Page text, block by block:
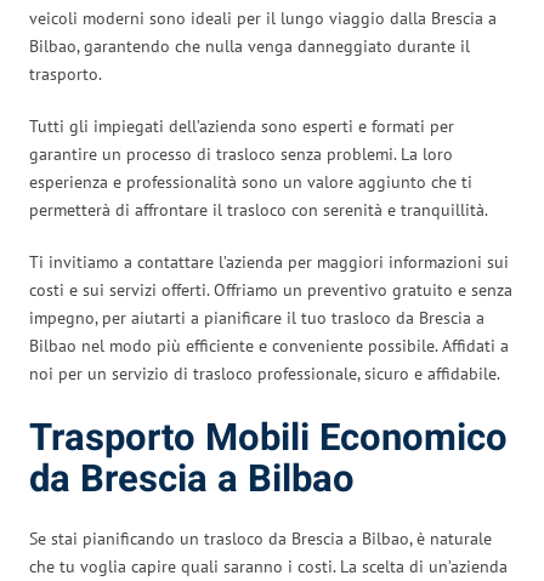
veicoli moderni sono ideali per il lungo viaggio dalla Brescia a
Bilbao, garantendo che nulla venga danneggiato durante il
trasporto.
Tutti gli impiegati dell’azienda sono esperti e formati per
garantire un processo di trasloco senza problemi. La loro
esperienza e professionalità sono un valore aggiunto che ti
permetterà di affrontare il trasloco con serenità e tranquillità.
Ti invitiamo a contattare l’azienda per maggiori informazioni sui
costi e sui servizi offerti. Offriamo un preventivo gratuito e senza
impegno, per aiutarti a pianificare il tuo trasloco da Brescia a
Bilbao nel modo più efficiente e conveniente possibile. Affidati a
noi per un servizio di trasloco professionale, sicuro e affidabile.
Trasporto Mobili Economico
da Brescia a Bilbao
Se stai pianificando un trasloco da Brescia a Bilbao, è naturale
che tu voglia capire quali saranno i costi. La scelta di un’azienda